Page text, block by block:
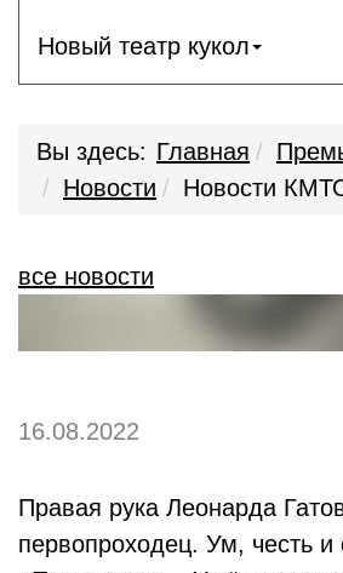
Новый театр кукол
Вы здесь: Главная
Новости
Новости
все новости
16.08.2022
Правая рука Леонарда
первопроходец. Ум, честь и